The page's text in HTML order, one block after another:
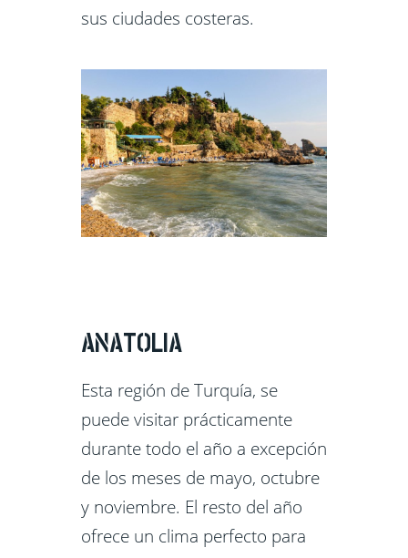
sus ciudades costeras.
ANATOLIA
Esta región de Turquía, se
puede visitar prácticamente
durante todo el año a excepción
de los meses de mayo, octubre
y noviembre. El resto del año
ofrece un clima perfecto para